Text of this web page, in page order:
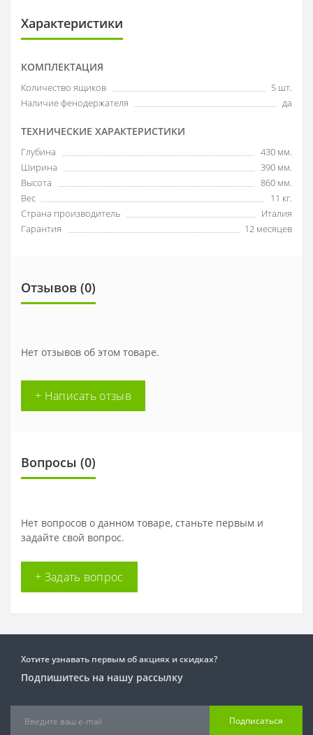
Характеристики
КОМПЛЕКТАЦИЯ
Количество ящиков
5 шт.
Наличие фенодержателя
да
ТЕХНИЧЕСКИЕ ХАРАКТЕРИСТИКИ
Глубина
430 мм.
Ширина
390 мм.
Высота
860 мм.
Вес
11 кг.
Страна производитель
Италия
Гарантия
12 месяцев
Отзывов (0)
Нет отзывов об этом товаре.
+ Написать отзыв
Вопросы (0)
Нет вопросов о данном товаре, станьте первым и
задайте свой вопрос.
+ Задать вопрос
Хотите узнавать первым об акциях и скидках?
Подпишитесь на нашу рассылку
Подписаться